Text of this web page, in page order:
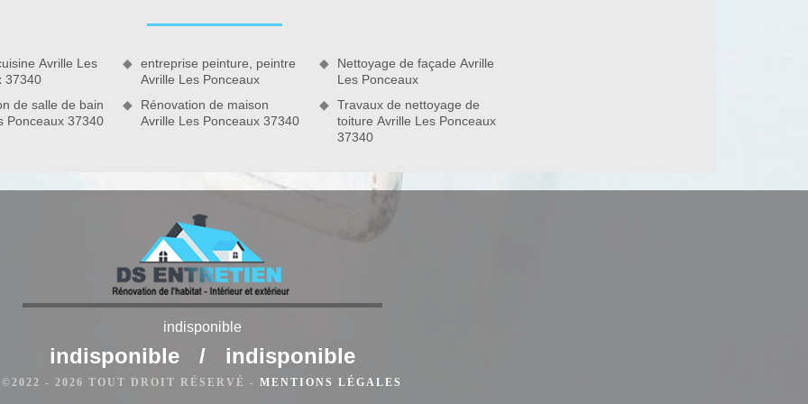
à Avrille Les Ponceaux
la pose de carrelage afin d’assurer un travail efficace et
réaliser ces travaux pour vous. Alors, n’inquiétez surtout
Avrille Les
37340
de salle de bain
Ponceaux 37340
entreprise peinture, peintre
Avrille Les Ponceaux
Rénovation de maison
Avrille Les Ponceaux 37340
Nettoyage de façade Avrille
Les Ponceaux
Travaux de nettoyage de
toiture Avrille Les Ponceaux
indisponible
indisponible / indisponible
©2022 - 2026 TOUT DROIT RÉSERVÉ - MENTIONS LÉGALES